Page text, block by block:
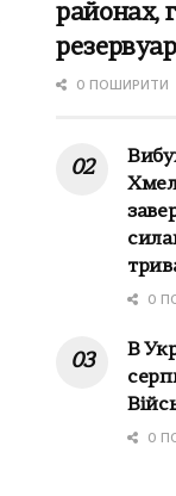
районах,
0 ПОШИРИТИ
0
В
0